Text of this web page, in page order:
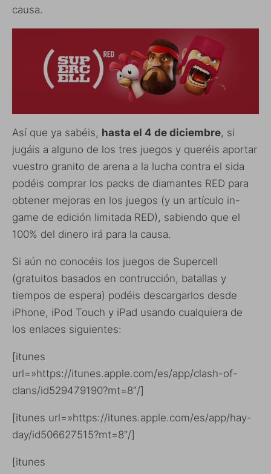
causa.
Así que ya sabéis, hasta el 4 de diciembre, si
jugáis a alguno de los tres juegos y queréis aportar
vuestro granito de arena a la lucha contra el sida
podéis comprar los packs de diamantes RED para
obtener mejoras en los juegos (y un artículo in-
game de edición limitada RED), sabiendo que el
100% del dinero irá para la causa.
Si aún no conocéis los juegos de Supercell
(gratuitos basados en contrucción, batallas y
tiempos de espera) podéis descargarlos desde
iPhone, iPod Touch y iPad usando cualquiera de
los enlaces siguientes:
[itunes
url=»https://itunes.apple.com/es/app/clash-of-
clans/id529479190?mt=8″/]
[itunes url=»https://itunes.apple.com/es/app/hay-
day/id506627515?mt=8″/]
[itunes